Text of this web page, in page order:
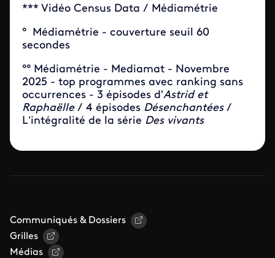
*** Vidéo Census Data / Médiamétrie
° Médiamétrie - couverture seuil 60
secondes
°° Médiamétrie - Mediamat - Novembre
2025 - top programmes avec ranking sans
occurrences - 3 épisodes d'Astrid et
Raphaëlle/ 4 épisodes Désenchantées/
L’intégralité de la série Des vivants
Communiqués & Dossiers
Grilles
Médias